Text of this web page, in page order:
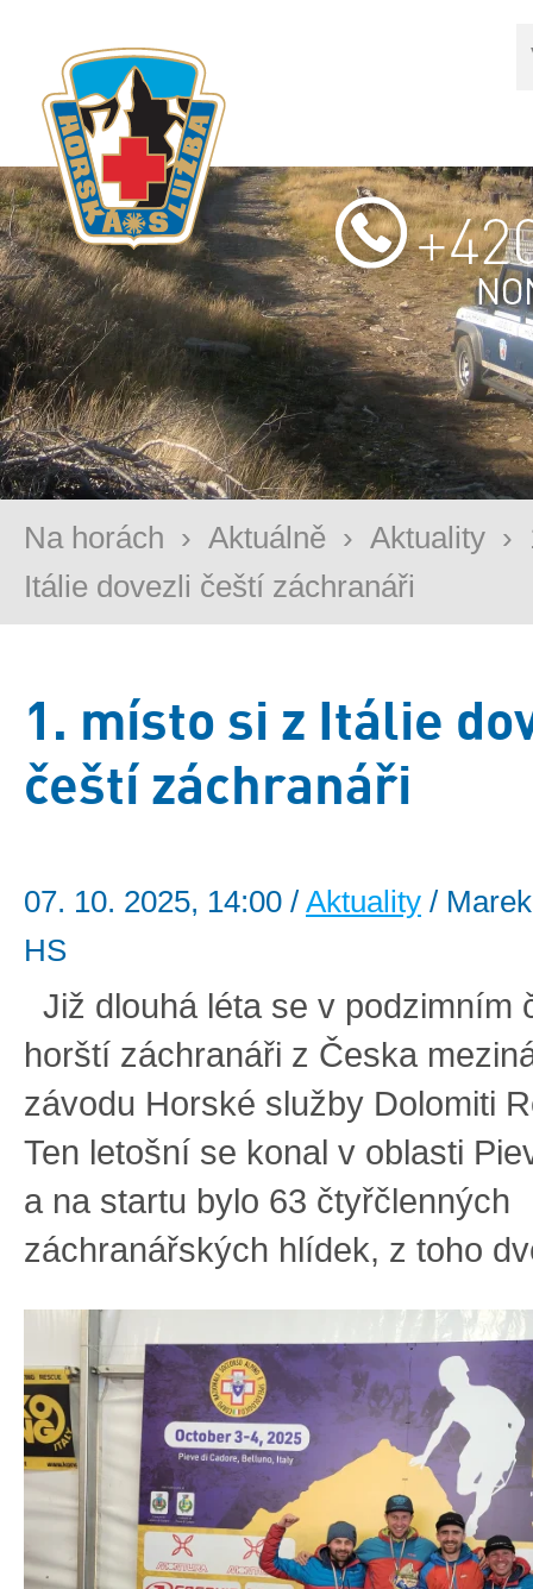
Na horách › Aktuálně › Aktuality ›
Itálie dovezli čeští záchranáři
1. místo si z Itálie
čeští záchranáři
07. 10. 2025, 14:00 / Aktuality /
HS
Již dlouhá léta se v podzimním
horští záchranáři z Česka
závodu Horské služby Dolomiti
Ten letošní se konal v oblasti
a na startu bylo 63 čtyřčlenných
záchranářských hlídek, z toho